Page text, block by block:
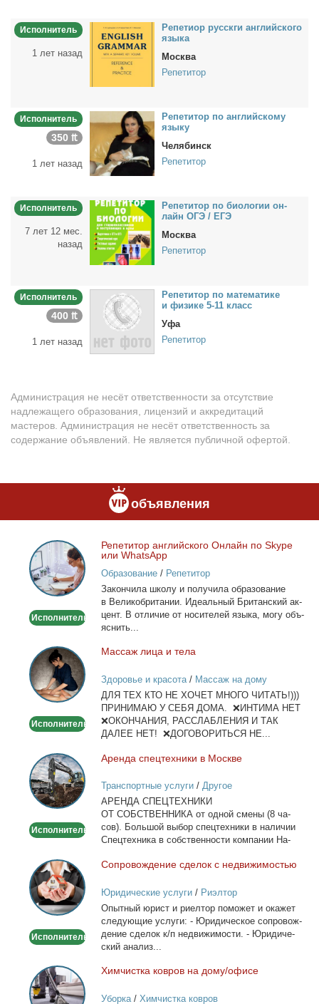
Исполнитель
1 лет назад
Ре­пе­ти­ор рус­ск­ги ан­глий­ско­го
язы­ка
Москва
Репетитор
Исполнитель
350 ₶
1 лет назад
Ре­пе­ти­тор по ан­глий­ско­му
язы­ку
Челябинск
Репетитор
Исполнитель
7 лет 12 мес.
назад
Ре­пе­ти­тор по био­ло­гии он­
лайн ОГЭ / ЕГЭ
Москва
Репетитор
Исполнитель
400 ₶
1 лет назад
Ре­пе­ти­тор по ма­те­ма­ти­ке
и физи­ке 5-11 класс
Уфа
Репетитор
Администрация не несёт ответственности за отсутствие
надлежащего образования, лицензий и аккредитаций
мастеров. Администрация не несёт ответственность за
содержание объявлений. Не является публичной офертой.
объявления
Репетитор
английского
Онлайн
по
или
Исполнитель
Ре­пе­ти­тор ан­глий­ско­го Он­лайн по Skype
или WhatsApp
Образование/ Репетитор
За­кон­чи­ла шко­лу и по­лу­чи­ла об­ра­зо­ва­ние
в Ве­ли­ко­бри­та­нии. Иде­аль­ный Бри­тан­ский ак­
цент. В от­ли­чие от но­си­те­лей язы­ка, мо­гу объ­
яс­нить...
Массаж
лица
и
тела
Исполнитель
Мас­саж ли­ца и те­ла
Здоровье и красота/ Массаж на дому
ДЛЯ ТЕХ КТО НЕ ХОЧЕТ МНОГО ЧИТАТЬ!)))
ПРИНИМАЮ У СЕБЯ ДОМА. ❌ИНТИМА НЕТ
❌ОКОНЧАНИЯ, РАССЛАБЛЕНИЯ И ТАК
ДАЛЕЕ НЕТ! ❌ДОГОВОРИТЬСЯ НЕ...
Аренда
спецтехники
в
Москве
Исполнитель
Арен­да спец­тех­ни­ки в Москве
Транспортные услуги/ Другое
АРЕНДА СПЕЦТЕХНИКИ
ОТ СОБСТВЕННИКА от од­ной сме­ны (8 ча­
сов). Боль­шой вы­бор спец­тех­ни­ки в на­ли­чии
Спец­тех­ни­ка в соб­ствен­но­сти ком­па­нии На­
Сопровождение
сделок
с
недвижимостью
Исполнитель
Со­про­вож­де­ние сде­лок с недви­жи­мо­стью
Юридические услуги/ Риэлтор
Опыт­ный юрист и ри­ел­тор по­мо­жет и ока­жет
сле­ду­ю­щие услу­ги: - Юри­ди­че­ское со­про­вож­
де­ние сде­лок к/п недви­жи­мо­сти. - Юри­ди­че­
ский ана­лиз...
Химчистка
ковров
Хим­чист­ка ков­ров на до­му/офи­се
Уборка/ Химчистка ковров